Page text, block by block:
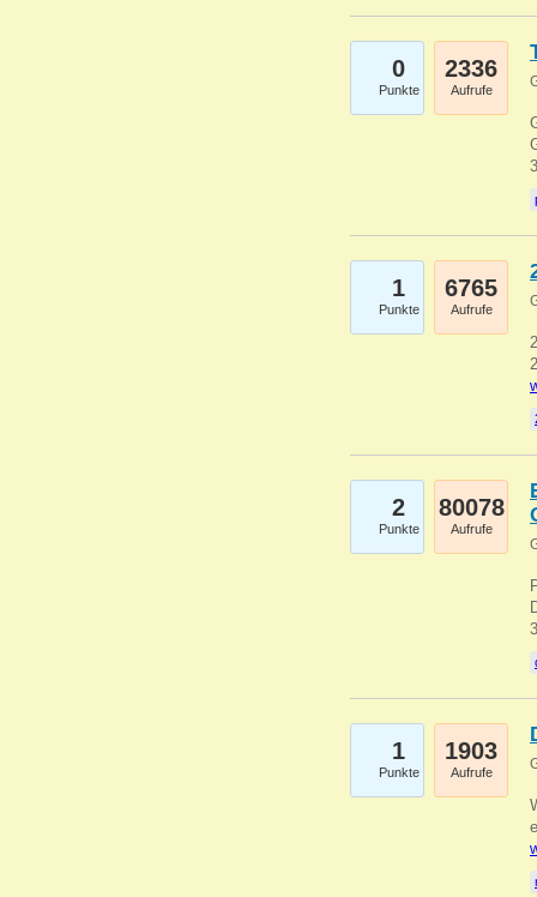
0
Punkte
2336
Aufrufe
1
Punkte
6765
Aufrufe
2
Punkte
80078
Aufrufe
1
Punkte
1903
Aufrufe